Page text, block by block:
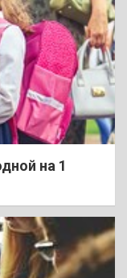
на 1